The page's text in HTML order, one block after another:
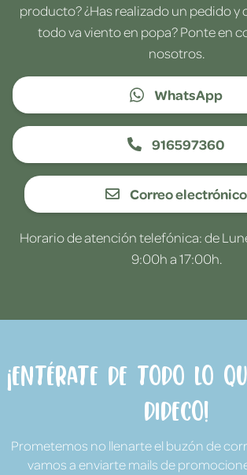
producto? ¿Has realizado un pedido y
todo va viento en popa? Ponte en
nosotros.
WhatsApp
916597360
Correo electrónico
Horario de atención telefónica: de
9:00h a 17:00h.
¡Entérate de todo lo
Dideco!
Prometemos no llenarte el buzón de
vamos a enviarte mails de